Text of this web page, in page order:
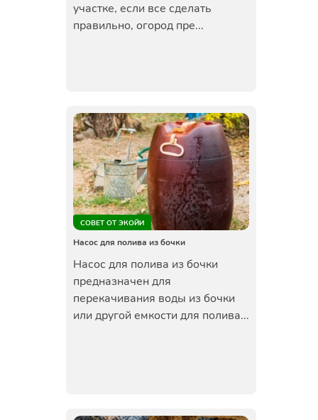
участке, если все сделать
правильно, огород пре...
СОВЕТ ОТ ЭКОЙИ
Насос для полива из бочки
Насос для полива из бочки
предназначен для
перекачивания воды из бочки
или другой емкости для полива...